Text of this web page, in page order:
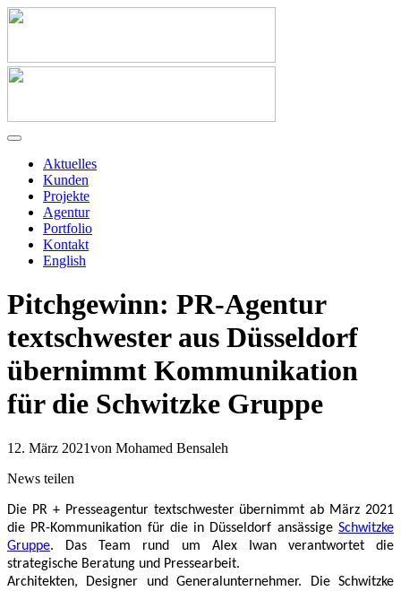
Aktuelles
Kunden
Projekte
Agentur
Portfolio
Kontakt
English
Pitchgewinn: PR-Agentur
textschwester aus Düsseldorf
übernimmt Kommunikation
für die Schwitzke Gruppe
12. März 2021von Mohamed Bensaleh
News teilen
Die PR + Presseagentur textschwester übernimmt ab März 2021
die PR-Kommunikation für die in Düsseldorf ansässige Schwitzke
Gruppe. Das Team rund um Alex Iwan verantwortet die
strategische Beratung und Pressearbeit.
Architekten, Designer und Generalunternehmer. Die Schwitzke